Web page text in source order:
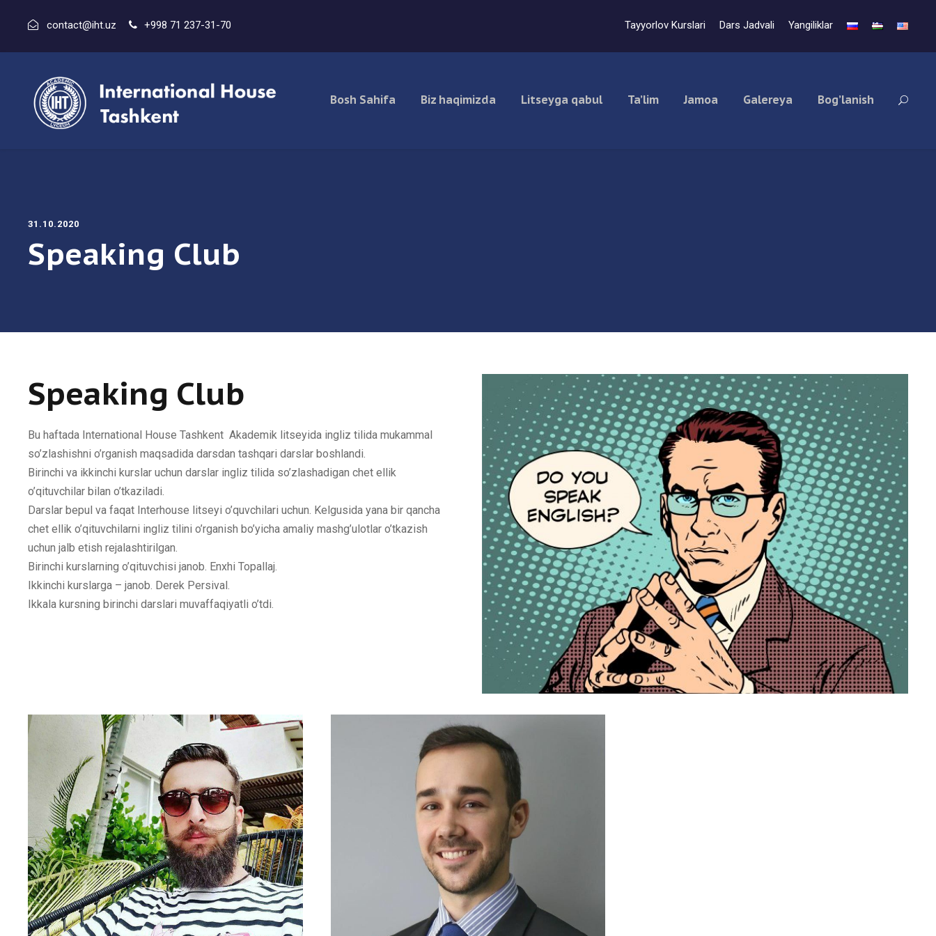
contact@iht.uz +998 71 237-31-70 Tayyorlov Kurslari Dars Jadvali Yangiliklar
Bosh Sahifa Biz haqimizda Litseyga qabul Ta’lim Jamoa Galereya Bog’lanish
31.10.2020
Speaking Club
Speaking Club
Bu haftada International House Tashkent Akademik litseyida ingliz tilida mukammal
so’zlashishni o’rganish maqsadida darsdan tashqari darslar boshlandi.
Birinchi va ikkinchi kurslar uchun darslar ingliz tilida so’zlashadigan chet ellik
o’qituvchilar bilan o’tkaziladi.
Darslar bepul va faqat Interhouse litseyi o’quvchilari uchun. Kelgusida yana bir qancha
chet ellik o’qituvchilarni ingliz tilini o’rganish bo’yicha amaliy mashg’ulotlar o’tkazish
uchun jalb etish rejalashtirilgan.
Birinchi kurslarning o’qituvchisi janob. Enxhi Topallaj.
Ikkinchi kurslarga – janob. Derek Persival.
Ikkala kursning birinchi darslari muvaffaqiyatli o’tdi.